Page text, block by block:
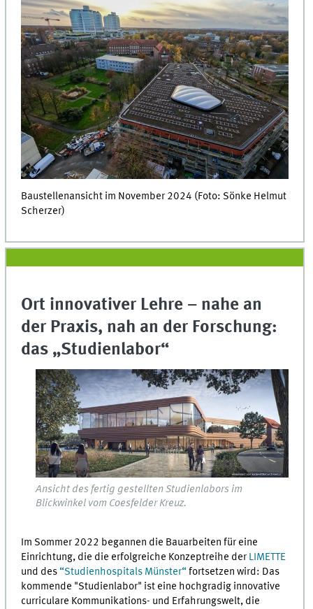
Baustellenansicht im November 2024 (Foto: Sönke Helmut
Scherzer)
Ort innovativer Lehre – nahe an
der Praxis, nah an der Forschung:
das „Studienlabor“
Ansicht des fertig gestellten Studienlabors im
Blickwinkel vom Coesfelder Kreuz.
Im Sommer 2022 begannen die Bauarbeiten für eine
Einrichtung, die die erfolgreiche Konzeptreihe der LIMETTE
und des “Studienhospitals Münster“ fortsetzen wird: Das
kommende "Studienlabor" ist eine hochgradig innovative
curriculare Kommunikations- und Erfahrungswelt, die